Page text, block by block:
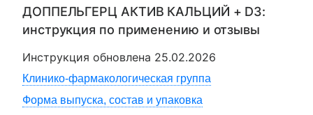
ДОППЕЛЬГЕРЦ АКТИВ КАЛЬЦИЙ + D3:
инструкция по применению и отзывы
Инструкция обновлена 25.02.2026
Клинико-фармакологическая группа
Форма выпуска, состав и упаковка